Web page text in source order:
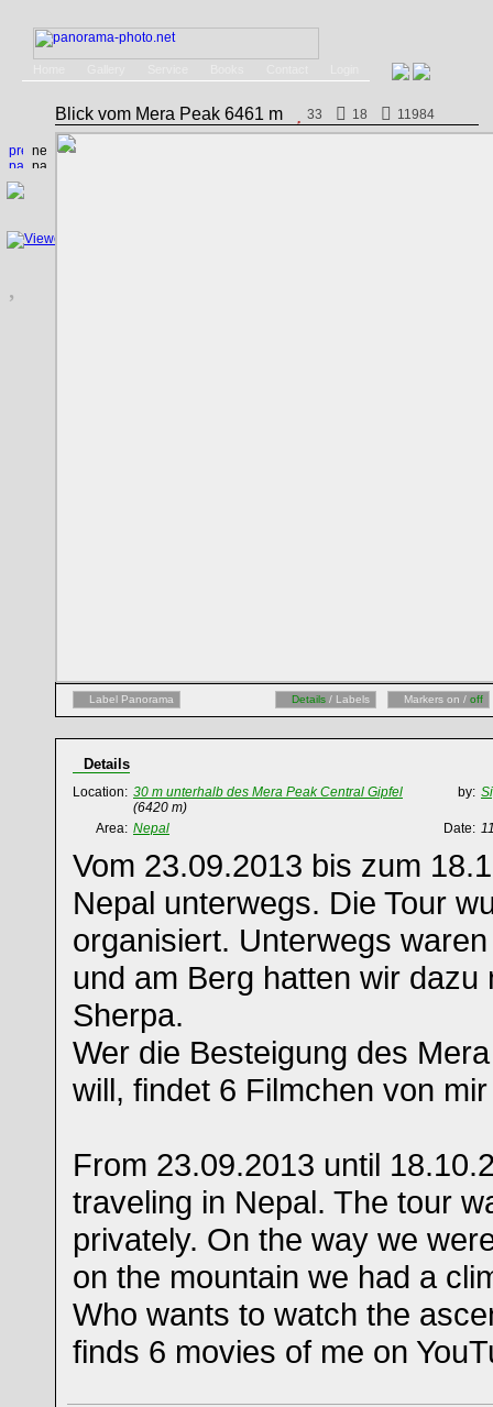
Blick vom Mera Peak 6461 m 33 18 11984
Label Panorama Details / Labels Markers on / off
Details
Location: 30 m unterhalb des Mera Peak Central Gipfel
(6420 m)
by:
Area: Nepal Date:
Vom 23.09.2013 bis zum
Nepal unterwegs. Die Tour
organisiert. Unterwegs
und am Berg hatten wir dazu
Sherpa.
Wer die Besteigung des
will, findet 6 Filmchen von
From 23.09.2013 until
traveling in Nepal. The tour
privately. On the way we
on the mountain we had a
Who wants to watch the
finds 6 movies of me on